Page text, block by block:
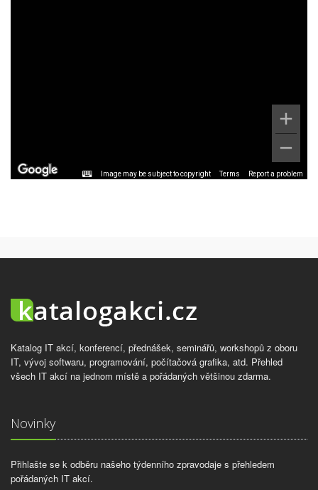
Image may be subject to copyright Terms Report a problem
Katalog IT akcí, konferencí, přednášek, seminářů, workshopů z oboru
IT, vývoj softwaru, programování, počítačová grafika, atd. Přehled
všech IT akcí na jednom místě a pořádaných většinou zdarma.
Novinky
Přihlašte se k odběru našeho týdenního zpravodaje s přehledem
pořádaných IT akcí.